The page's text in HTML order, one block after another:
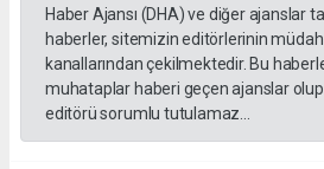
Haber Ajansı (DHA) ve diğer ajanslar
haberler, sitemizin editörlerinin
kanallarından çekilmektedir. Bu
muhataplar haberi geçen ajanslar
editörü sorumlu tutulamaz...